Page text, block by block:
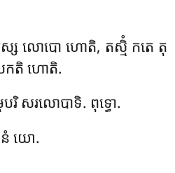
ស លោបោ ហោតិ, តស្មិំ កតេ តុ
បកតិ ហោតិ.
បរិ សរលោបាទិ. ពុទ្ធោ.
នំ យោ.